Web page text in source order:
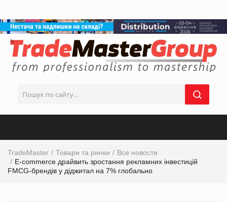
TradeMaster Товари та ринки
Все новости
E-commerce драйвить зростання рекламних інвестицій
FMCG-брендів у діджитал на 7% глобально